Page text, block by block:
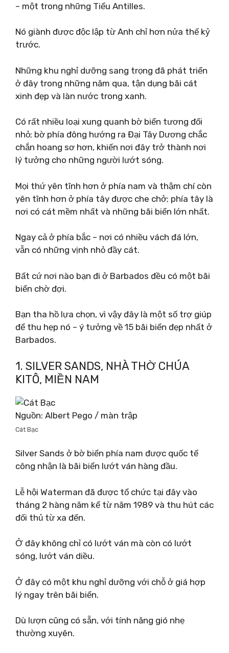
– một trong những Tiểu Antilles.
Nó giành được độc lập từ Anh chỉ hơn nửa thế kỷ
trước.
Những khu nghỉ dưỡng sang trọng đã phát triển
ở đây trong những năm qua, tận dụng bãi cát
xinh đẹp và làn nước trong xanh.
Có rất nhiều loại xung quanh bờ biển tương đối
nhỏ; bờ phía đông hướng ra Đại Tây Dương chắc
chắn hoang sơ hơn, khiến nơi đây trở thành nơi
lý tưởng cho những người lướt sóng.
Mọi thứ yên tĩnh hơn ở phía nam và thậm chí còn
yên tĩnh hơn ở phía tây được che chở; phía tây là
nơi có cát mềm nhất và những bãi biển lớn nhất.
Ngay cả ở phía bắc – nơi có nhiều vách đá lớn,
vẫn có những vịnh nhỏ đầy cát.
Bất cứ nơi nào bạn đi ở Barbados đều có một bãi
biển chờ đợi.
Bạn tha hồ lựa chọn, vì vậy đây là một số trợ giúp
để thu hẹp nó – ý tưởng về 15 bãi biển đẹp nhất ở
Barbados.
1. SILVER SANDS, NHÀ THỜ CHÚA
KITÔ, MIỀN NAM
Nguồn: Albert Pego / màn trập
Cát Bạc
Silver Sands ở bờ biển phía nam được quốc tế
công nhận là bãi biển lướt ván hàng đầu.
Lễ hội Waterman đã được tổ chức tại đây vào
tháng 2 hàng năm kể từ năm 1989 và thu hút các
đối thủ từ xa đến.
Ở đây không chỉ có lướt ván mà còn có lướt
sóng, lướt ván diều.
Ở đây có một khu nghỉ dưỡng với chỗ ở giá hợp
lý ngay trên bãi biển.
Dù lượn cũng có sẵn, với tính năng gió nhẹ
thường xuyên.